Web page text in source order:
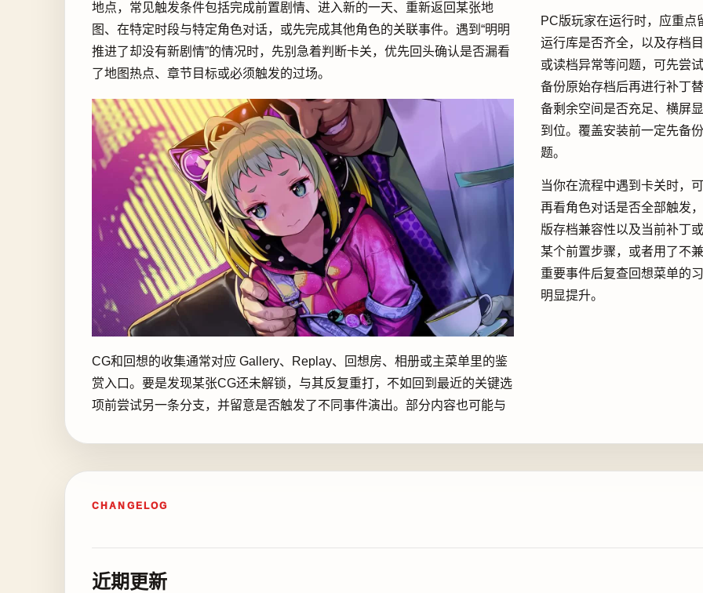
地点，常见触发条件包括完成前置剧情、进入新的一天、重新返回某张地
图、在特定时段与特定角色对话，或先完成其他角色的关联事件。遇到“明明
推进了却没有新剧情”的情况时，先别急着判断卡关，优先回头确认是否漏看
了地图热点、章节目标或必须触发的过场。
CG和回想的收集通常对应 Gallery、Replay、回想房、相册或主菜单里的鉴
赏入口。要是发现某张CG还未解锁，与其反复重打，不如回到最近的关键选
项前尝试另一条分支，并留意是否触发了不同事件演出。部分内容也可能与
PC版玩家在运行时，应重
运行库是否齐全，以及存档
或读档异常等问题，可先尝
备份原始存档后再进行补丁
备剩余空间是否充足、横屏
到位。覆盖安装前一定先备
题。
当你在流程中遇到卡关时，
再看角色对话是否全部触发
版存档兼容性以及当前补丁
某个前置步骤，或者用了不
重要事件后复查回想菜单的
明显提升。
CHANGELOG
近期更新